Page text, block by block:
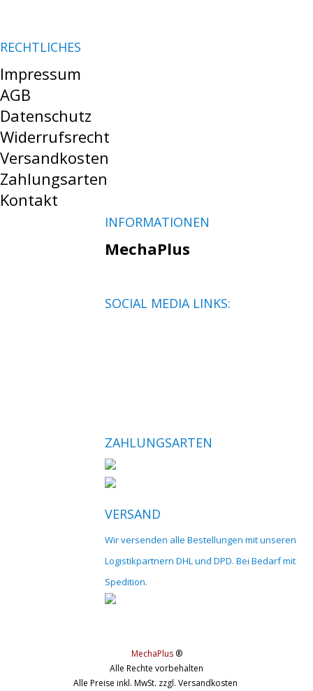
RECHTLICHES
Impressum
AGB
Datenschutz
Widerrufsrecht
Versandkosten
Zahlungsarten
Kontakt
INFORMATIONEN
MechaPlus
SOCIAL MEDIA LINKS:
ZAHLUNGSARTEN
VERSAND
Wir versenden alle Bestellungen mit unseren
Logistikpartnern DHL und DPD. Bei Bedarf mit
Spedition.
MechaPlus ®
Alle Rechte vorbehalten
Alle Preise inkl. MwSt. zzgl. Versandkosten